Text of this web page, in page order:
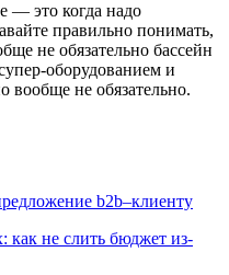
— это когда надо
правильно понимать,
не обязательно бассейн
оборудованием и
вообще не обязательно.
b2b–клиенту
как не слить бюджет из-